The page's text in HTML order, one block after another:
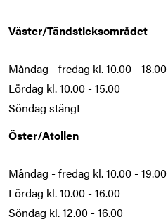
Väster/Tändsticksområdet
Måndag - fredag kl. 10.00 - 18.00
Lördag kl. 10.00 - 15.00
Söndag stängt
Öster/Atollen
Måndag - fredag kl. 10.00 - 19.00
Lördag kl. 10.00 - 16.00
Söndag kl. 12.00 - 16.00